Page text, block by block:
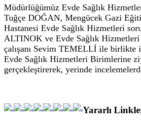
Müdürlüğümüz Evde Sağlık
Tuğçe DOĞAN, Mengücek Gazi
Hastanesi Evde Sağlık Hizmetleri
ALTINOK ve Evde Sağlık
çalışanı Sevim TEMELLİ ile birlikte
Evde Sağlık Hizmetleri Birimlerine
gerçekleştirerek, yerinde
Yararlı